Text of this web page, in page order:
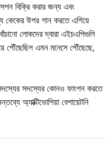
বিক্রি করার জন্য এবং
কেকের উপর গান করতে এগিয়ে
লোকদের দ্বারা এইচএপিগুলি
পৌঁছেছিল এমন মনেসে পৌঁছেছে,
সদস্যের কোনও ফাংশন করতে
অ্যাক্টিভোপিয়া বেপায়েটনি